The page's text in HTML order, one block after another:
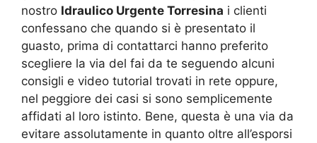
nostro Idraulico Urgente Torresina i clienti
confessano che quando si è presentato il
guasto, prima di contattarci hanno preferito
scegliere la via del fai da te seguendo alcuni
consigli e video tutorial trovati in rete oppure,
nel peggiore dei casi si sono semplicemente
affidati al loro istinto. Bene, questa è una via da
evitare assolutamente in quanto oltre all’esporsi